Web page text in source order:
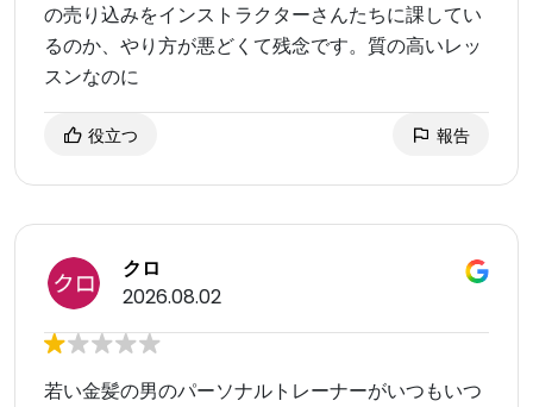
の売り込みをインストラクターさんたちに課してい
るのか、やり方が悪どくて残念です。質の高いレッ
スンなのに
役立つ 報告
クロ
2026.08.02
若い金髪の男のパーソナルトレーナーがいつもいつ